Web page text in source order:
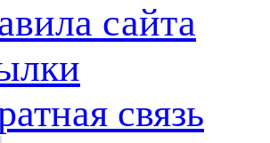
сайта
связь